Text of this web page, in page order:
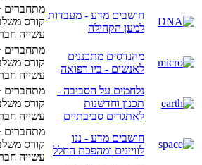
חושבים מדע - מעבדות
למען הקהילה
מתחברים
קורס
עשייה
מהנדסים מתכננים
לאנשים - ביו רפואה
מתחברים
קורס
עשייה
נלחמים על הסביבה -
תכנון וחדשנות
לאתגרים סביבתיים
מתחברים
קורס
עשייה
חושבים מדע - ננו
לוויינים ומהפכת החלל
מתחברים
קורס
עשייה